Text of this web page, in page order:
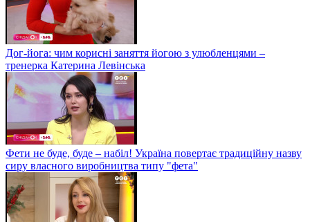
Дог-йога: чим корисні заняття йогою з улюбленцями –
тренерка Катерина Левінська
Фети не буде, буде – набіл! Україна повертає традиційну назву
сиру власного виробництва типу "фета"